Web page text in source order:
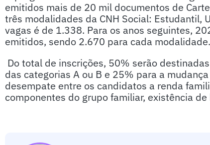
emitidos mais de 20 mil documentos de
três modalidades da CNH Social: Estudantil,
vagas é de 1.338. Para os anos seguintes,
emitidos, sendo 2.670 para cada modalidade.
Do total de inscrições, 50% serão
das categorias A ou B e 25% para a
desempate entre os candidatos a renda
componentes do grupo familiar, existência